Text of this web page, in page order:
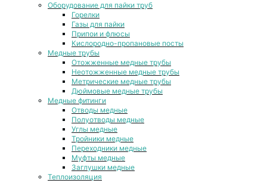
Оборудование для пайки труб
Горелки
Газы для пайки
Припои и флюсы
Кислородно-пропановые посты
Медные трубы
Отожженные медные трубы
Неотожженные медные трубы
Метрические медные трубы
Дюймовые медные трубы
Медные фитинги
Отводы медные
Полуотводы медные
Углы медные
Тройники медные
Переходники медные
Муфты медные
Заглушки медные
Теплоизоляция